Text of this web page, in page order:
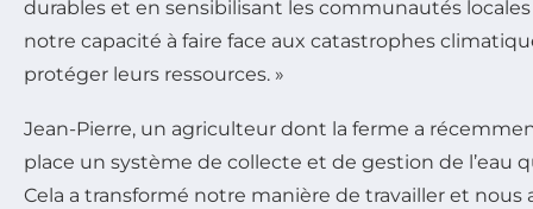
durables et en sensibilisant les communautés
notre capacité à faire face aux catastrophes
protéger leurs ressources. »
Jean-Pierre, un agriculteur dont la ferme a
place un système de collecte et de gestion de
Cela a transformé notre manière de travailler et